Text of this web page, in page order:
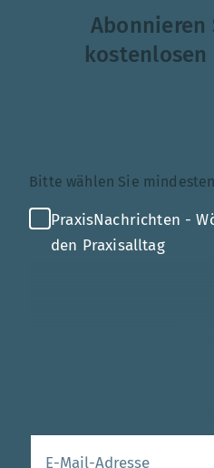
Abonnieren
Bitte wählen Sie
PraxisNachrichten -
den Praxisalltag